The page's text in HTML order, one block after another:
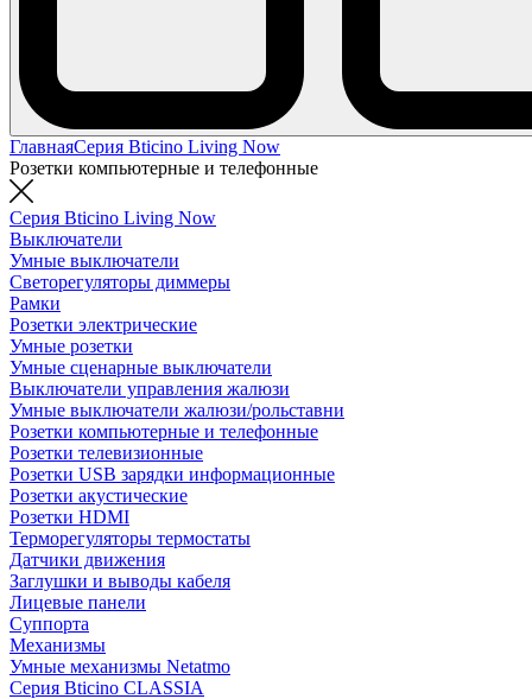
ГлавнаяСерия Bticino Living Now
Розетки компьютерные и телефонные
Серия Bticino Living Now
Выключатели
Умные выключатели
Светорегуляторы диммеры
Рамки
Розетки электрические
Умные розетки
Умные сценарные выключатели
Выключатели управления жалюзи
Умные выключатели жалюзи/рольставни
Розетки компьютерные и телефонные
Розетки телевизионные
Розетки USB зарядки информационные
Розетки акустические
Розетки HDMI
Терморегуляторы термостаты
Датчики движения
Заглушки и выводы кабеля
Лицевые панели
Суппорта
Механизмы
Умные механизмы Netatmo
Серия Bticino CLASSIA